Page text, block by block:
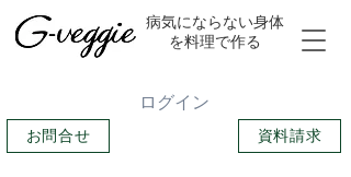
​病気にならない身体
を料理で作る
お問合せ
ログイン
資料請求